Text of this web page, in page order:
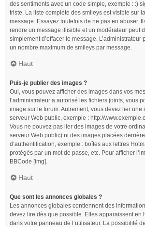
des sentiments avec un code simple, exemple : :)
triste. La liste complète des smileys est visible sur
message. Essayez toutefois de ne pas en abuser.
rendre un message illisible et un modérateur peut
simplement d’effacer le message. L’administrateur
un nombre maximum de smileys par message.
Haut
Puis-je publier des images ?
Oui, vous pouvez afficher des images dans vos
l’administrateur a autorisé les fichiers joints, vous
image sur le forum. Autrement, vous devez lier une
serveur Web public, exemple : http://
Vous ne pouvez pas lier des images de votre
serveur Web public) ni des images placées
d’authentification, exemple : boîtes aux lettres
protégés par un mot de passe, etc. Pour afficher
BBCode [img].
Haut
Que sont les annonces globales ?
Les annonces globales contiennent des
devez lire dès que possible. Elles apparaissent en
dans votre panneau de l’utilisateur. La possibilité